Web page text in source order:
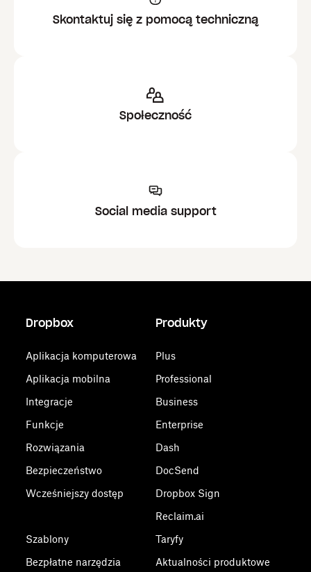
Skontaktuj się z pomocą techniczną
Społeczność
Social media support
Dropbox
Aplikacja komputerowa
Aplikacja mobilna
Integracje
Funkcje
Rozwiązania
Bezpieczeństwo
Wcześniejszy dostęp
Szablony
Bezpłatne narzędzia
Produkty
Plus
Professional
Business
Enterprise
Dash
DocSend
Dropbox Sign
Reclaim.ai
Taryfy
Aktualności produktowe